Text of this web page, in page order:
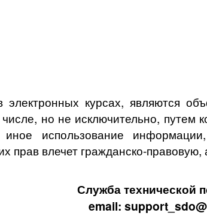
курсах, являются
но не исключительно,
использование
прав влечет гражданско-
Служба технической
email: